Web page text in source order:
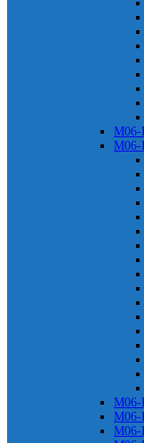
M06-
M06-
M06-
M06-
M06-